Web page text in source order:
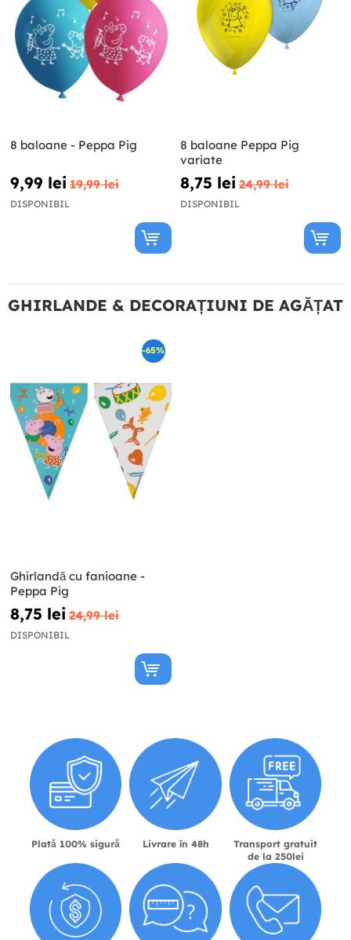
8 baloane - Peppa Pig
9,99 lei 19,99 lei
DISPONIBIL
8 baloane Peppa Pig
variate
8,75 lei 24,99 lei
DISPONIBIL
GHIRLANDE & DECORAȚIUNI DE AGĂȚAT
-65%
Ghirlandă cu fanioane -
Peppa Pig
8,75 lei 24,99 lei
DISPONIBIL
Plată 100% sigură Livrare în 48h
Transport gratuit
de la 250lei